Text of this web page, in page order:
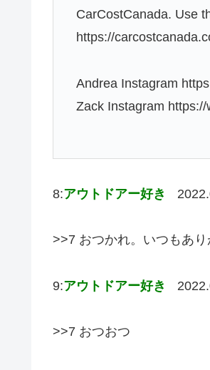
CarCostCanada. Use
https://
Andrea Instagram
Zack Instagram
8:アウトドアー好き
>>7 おつかれ。いつもあり
9:アウトドアー好き
>>7 おつおつ